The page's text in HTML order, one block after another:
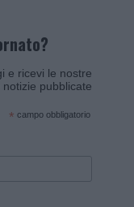
e ricevi le nostre
pubblicate
* campo obbligatorio